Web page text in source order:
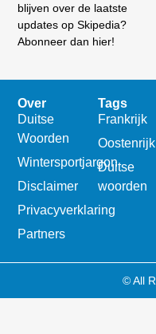
blijven over de laatste
updates op Skipedia?
Abonneer dan hier!
Over
Duitse
Woorden
Wintersportjargon
Disclaimer
Privacyverklaring
Partners
Tags
Frankrijk
Oostenrijk
Duitse
woorden
© All